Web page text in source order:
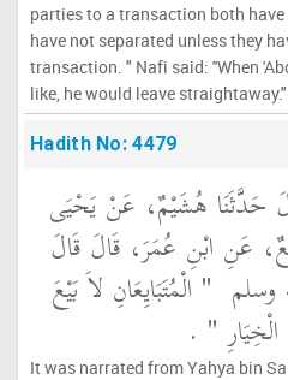
parties to a transaction both
have not separated unless they
transaction. " Nafi said: ''When
like, he would leave straightaway."
Hadith No: 4479
حَدَّثَنَا هُشَيْمٌ، عَنْ يَحْيَى
عَنِ ابْنِ عُمَرَ، قَالَ قَالَ
"‏ الْمُتَبَايِعَانِ لاَ بَيْعَ
‏"
‏ ‏.‏
It was narrated from Yahya bin